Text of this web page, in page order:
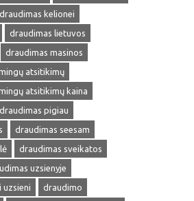
draudimas kelionei
draudimas lietuvos
draudimas masinos
atsitikimų
atsitikimų kaina
draudimas pigiau
draudimas seesam
draudimas sveikatos
uzsienyje
uzsieni
draudimo